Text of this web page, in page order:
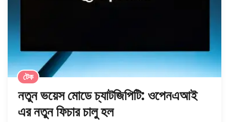
টেক
নতুন ভয়েস মোডে চ্যাটজিপিটি: ওপেনএআই
এর নতুন ফিচার চালু হল